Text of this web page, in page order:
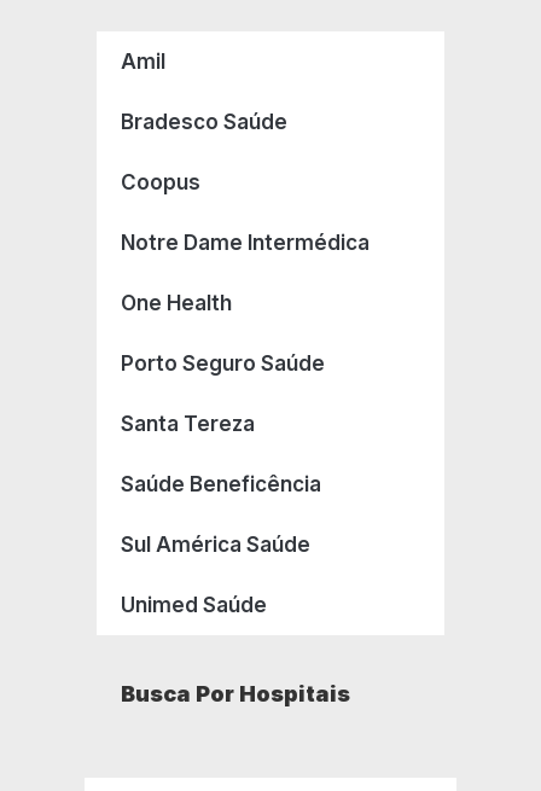
Amil
Bradesco Saúde
Coopus
Notre Dame Intermédica
One Health
Porto Seguro Saúde
Santa Tereza
Saúde Beneficência
Sul América Saúde
Unimed Saúde
Busca Por Hospitais